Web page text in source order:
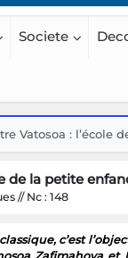
Societe
Vatosoa : l’école
de la petite
// Nc : 148
c’est